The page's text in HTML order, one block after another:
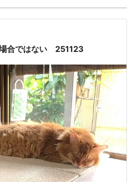
合ではない 251123